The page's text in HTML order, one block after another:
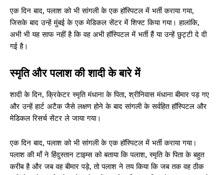
एक दिन बाद, पलाश को भी सांगली के एक हॉस्पिटल में भर्ती कराया गया,
जिसके बाद उन्हें मुंबई के एक मेडिकल सेंटर में शिफ्ट किया गया। हालांकि,
अभी भी यह साफ नहीं है कि वह अभी हॉस्पिटल में भर्ती हैं या उन्हें छुट्टी दे दी
गई है।
स्मृति और पलाश की शादी के बारे में
शादी के दिन, क्रिकेटर स्मृति मंधाना के पिता, श्रीनिवास मंधाना बीमार पड़ गए
और उन्हें हार्ट अटैक जैसे लक्षण होने के बाद सांगली के सर्वहित हॉस्पिटल और
मेडिकल रिसर्च सेंटर ले जाया गया।
एक दिन बाद, पलाश को भी सांगली के एक हॉस्पिटल में भर्ती कराया गया।
पलाश की माँ ने हिंदुस्तान टाइम्स को बताया कि पलाश, स्मृति के पिता के बहुत
करीब है और जब वह बीमार पड़े, तो पलाश ने तय किया कि जब तक वह ठीक